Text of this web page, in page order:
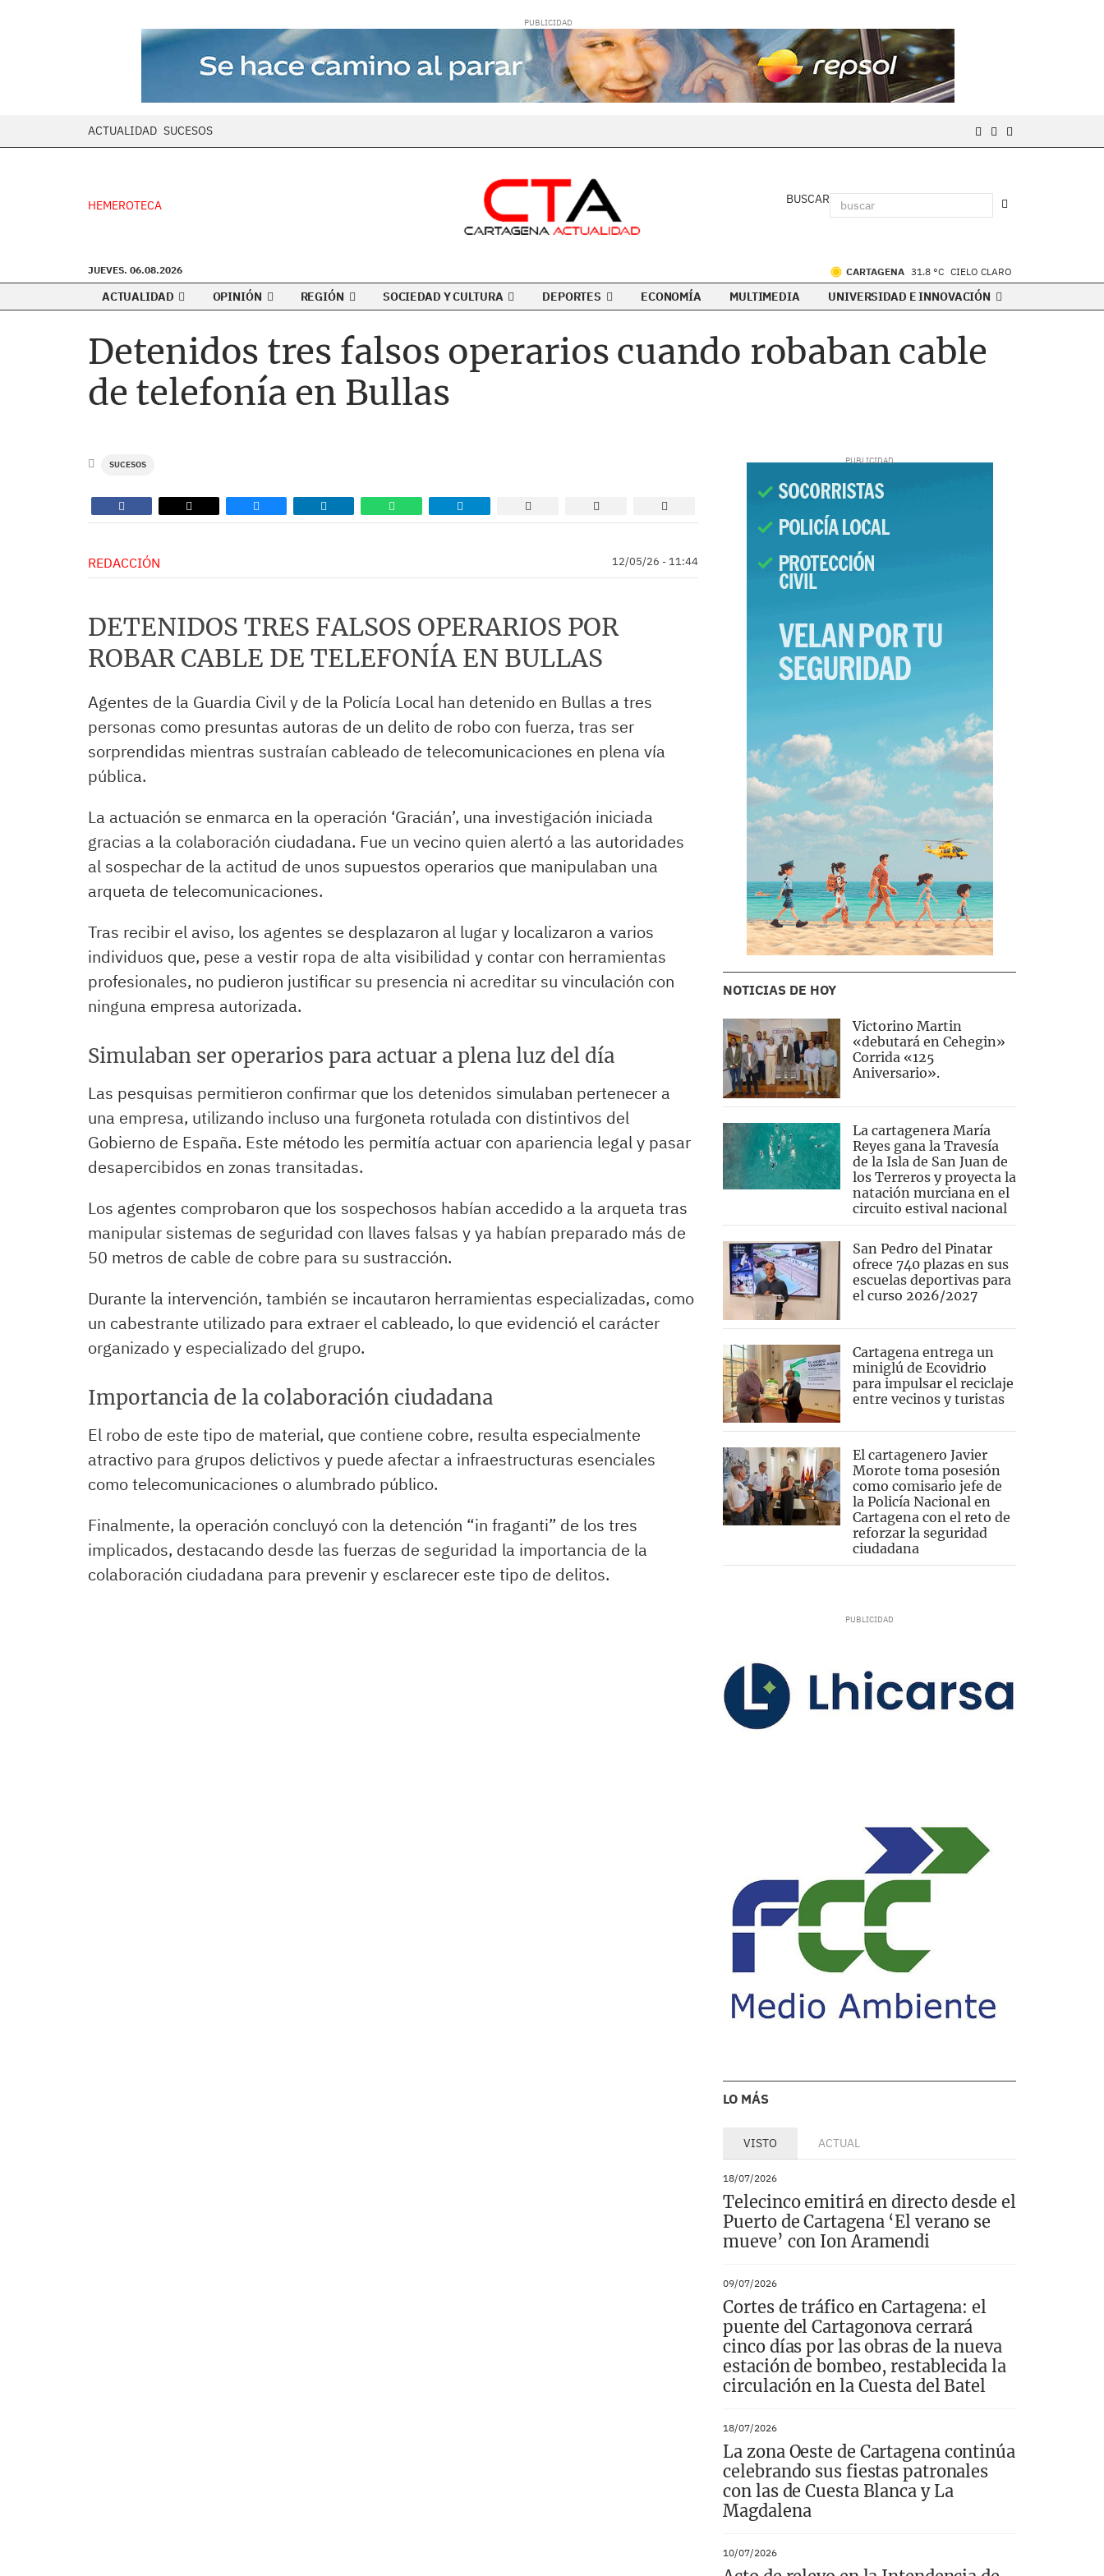
ACTUALIDAD SUCESOS
HEMEROTECA BUSCAR
JUEVES. 06.08.2026 CARTAGENA 31.8 °C CIELO CLARO
ACTUALIDAD OPINIÓN REGIÓN SOCIEDAD Y CULTURA DEPORTES ECONOMÍA MULTIMEDIA UNIVERSIDAD E INNOVACIÓN
Detenidos tres falsos operarios cuando robaban cable
de telefonía en Bullas
SUCESOS
REDACCIÓN 12/05/26 - 11:44
DETENIDOS TRES FALSOS OPERARIOS POR
ROBAR CABLE DE TELEFONÍA EN BULLAS
Agentes de la Guardia Civil y de la Policía Local han detenido en Bullas a tres
personas como presuntas autoras de un delito de robo con fuerza, tras ser
sorprendidas mientras sustraían cableado de telecomunicaciones en plena vía
pública.
La actuación se enmarca en la operación ‘Gracián’, una investigación iniciada
gracias a la colaboración ciudadana. Fue un vecino quien alertó a las autoridades
al sospechar de la actitud de unos supuestos operarios que manipulaban una
arqueta de telecomunicaciones.
Tras recibir el aviso, los agentes se desplazaron al lugar y localizaron a varios
individuos que, pese a vestir ropa de alta visibilidad y contar con herramientas
profesionales, no pudieron justificar su presencia ni acreditar su vinculación con
ninguna empresa autorizada.
Simulaban ser operarios para actuar a plena luz del día
Las pesquisas permitieron confirmar que los detenidos simulaban pertenecer a
una empresa, utilizando incluso una furgoneta rotulada con distintivos del
Gobierno de España. Este método les permitía actuar con apariencia legal y pasar
desapercibidos en zonas transitadas.
Los agentes comprobaron que los sospechosos habían accedido a la arqueta tras
manipular sistemas de seguridad con llaves falsas y ya habían preparado más de
50 metros de cable de cobre para su sustracción.
Durante la intervención, también se incautaron herramientas especializadas, como
un cabestrante utilizado para extraer el cableado, lo que evidenció el carácter
organizado y especializado del grupo.
Importancia de la colaboración ciudadana
El robo de este tipo de material, que contiene cobre, resulta especialmente
atractivo para grupos delictivos y puede afectar a infraestructuras esenciales
como telecomunicaciones o alumbrado público.
Finalmente, la operación concluyó con la detención “in fraganti” de los tres
implicados, destacando desde las fuerzas de seguridad la importancia de la
colaboración ciudadana para prevenir y esclarecer este tipo de delitos.
NOTICIAS DE HOY
Victorino Martin
«debutará en Cehegin»
Corrida «125
Aniversario».
La cartagenera María
Reyes gana la Travesía
de la Isla de San Juan de
los Terreros y proyecta la
natación murciana en el
circuito estival nacional
San Pedro del Pinatar
ofrece 740 plazas en sus
escuelas deportivas para
el curso 2026/2027
Cartagena entrega un
miniglú de Ecovidrio
para impulsar el reciclaje
entre vecinos y turistas
El cartagenero Javier
Morote toma posesión
como comisario jefe de
la Policía Nacional en
Cartagena con el reto de
reforzar la seguridad
ciudadana
LO MÁS
VISTO ACTUAL
18/07/2026
Telecinco emitirá en directo desde el
Puerto de Cartagena ‘El verano se
mueve’ con Ion Aramendi
09/07/2026
Cortes de tráfico en Cartagena: el
puente del Cartagonova cerrará
cinco días por las obras de la nueva
estación de bombeo, restablecida la
circulación en la Cuesta del Batel
18/07/2026
La zona Oeste de Cartagena continúa
celebrando sus fiestas patronales
con las de Cuesta Blanca y La
Magdalena
10/07/2026